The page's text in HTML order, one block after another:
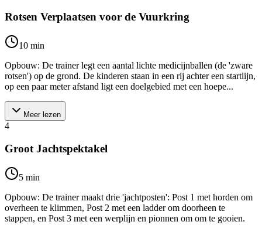
Rotsen Verplaatsen voor de Vuurkring
10 min
Opbouw: De trainer legt een aantal lichte medicijnballen (de 'zware
rotsen') op de grond. De kinderen staan in een rij achter een startlijn,
op een paar meter afstand ligt een doelgebied met een hoepe...
Meer lezen
4
Groot Jachtspektakel
5 min
Opbouw: De trainer maakt drie 'jachtposten': Post 1 met horden om
overheen te klimmen, Post 2 met een ladder om doorheen te
stappen, en Post 3 met een werplijn en pionnen om om te gooien.